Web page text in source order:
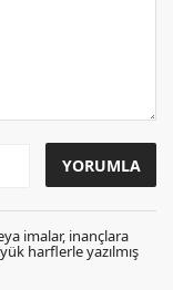
imalar, inançlara
harflerle yazılmış